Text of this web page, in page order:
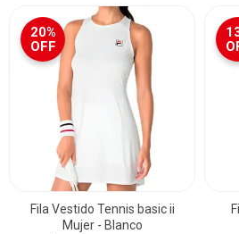
20%
OFF
Fila Vestido Tennis basic ii
Mujer - Blanco